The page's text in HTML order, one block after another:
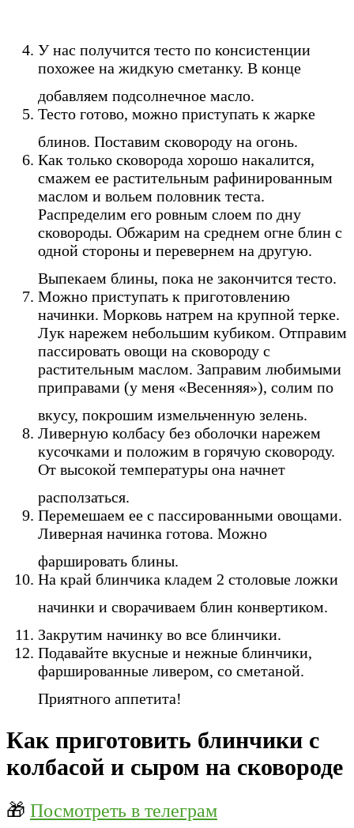
У нас получится тесто по консистенции
похожее на жидкую сметанку. В конце
добавляем подсолнечное масло.
Тесто готово, можно приступать к жарке
блинов. Поставим сковороду на огонь.
Как только сковорода хорошо накалится,
смажем ее растительным рафинированным
маслом и вольем половник теста.
Распределим его ровным слоем по дну
сковороды. Обжарим на среднем огне блин с
одной стороны и перевернем на другую.
Выпекаем блины, пока не закончится тесто.
Можно приступать к приготовлению
начинки. Морковь натрем на крупной терке.
Лук нарежем небольшим кубиком. Отправим
пассировать овощи на сковороду с
растительным маслом. Заправим любимыми
приправами (у меня «Весенняя»), солим по
вкусу, покрошим измельченную зелень.
Ливерную колбасу без оболочки нарежем
кусочками и положим в горячую сковороду.
От высокой температуры она начнет
расползаться.
Перемешаем ее с пассированными овощами.
Ливерная начинка готова. Можно
фаршировать блины.
На край блинчика кладем 2 столовые ложки
начинки и сворачиваем блин конвертиком.
Закрутим начинку во все блинчики.
Подавайте вкусные и нежные блинчики,
фаршированные ливером, со сметаной.
Приятного аппетита!
Как приготовить блинчики с
колбасой и сыром на сковороде
🎁 Посмотреть в телеграм